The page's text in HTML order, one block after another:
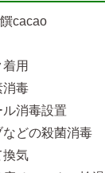
cacao
用
消毒
消毒設置
どの殺菌消毒
換気